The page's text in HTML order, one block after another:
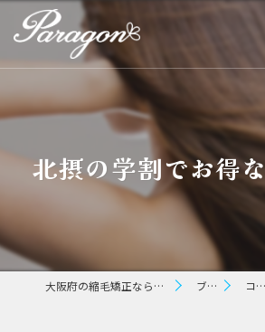
北摂の学割でお得
大阪府の縮毛矯正ならパラゴン ヘアー ブログ コラム